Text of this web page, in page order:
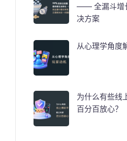
—— 全漏斗增
决方案
从心理学角度
为什么有些线
百分百放心？